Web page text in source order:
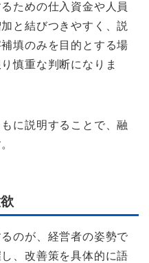
ための仕入資金や人員
と結びつきやすく、説
填のみを目的とする場
慎重な判断になりま
に説明することで、融
のが、経営者の姿勢で
、改善策を具体的に語